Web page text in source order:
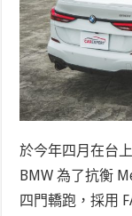
於今年四月在台
BMW 為了抗衡
四門轎跑，採用